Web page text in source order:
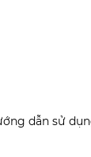
dẫn sử